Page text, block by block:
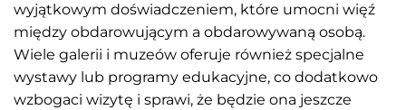
wyjątkowym doświadczeniem, które umocni więź
między obdarowującym a obdarowywaną osobą.
Wiele galerii i muzeów oferuje również specjalne
wystawy lub programy edukacyjne, co dodatkowo
wzbogaci wizytę i sprawi, że będzie ona jeszcze